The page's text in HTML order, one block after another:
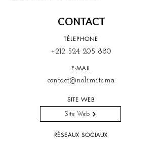
TÉLEPHONE
+212 524 205 880
E-MAIL
contact@nolimits.ma
SITE WEB
Site Web
RÉSEAUX SOCIAUX
CONTACT